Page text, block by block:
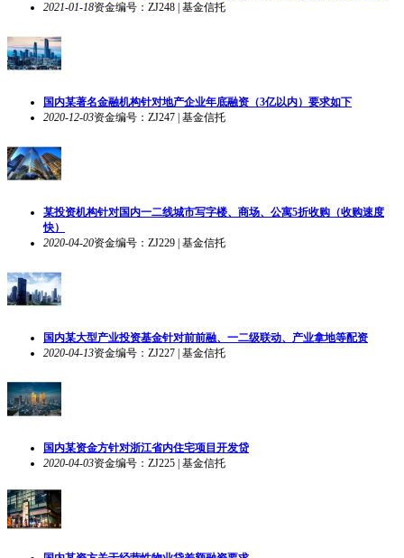
2021-01-18资金编号：ZJ248 | 基金信托
国内某著名金融机构针对地产企业年底融资（3亿以内）要求如下
2020-12-03资金编号：ZJ247 | 基金信托
某投资机构针对国内一二线城市写字楼、商场、公寓5折收购（收购速度
快）
2020-04-20资金编号：ZJ229 | 基金信托
国内某大型产业投资基金针对前前融、一二级联动、产业拿地等配资
2020-04-13资金编号：ZJ227 | 基金信托
国内某资金方针对浙江省内住宅项目开发贷
2020-04-03资金编号：ZJ225 | 基金信托